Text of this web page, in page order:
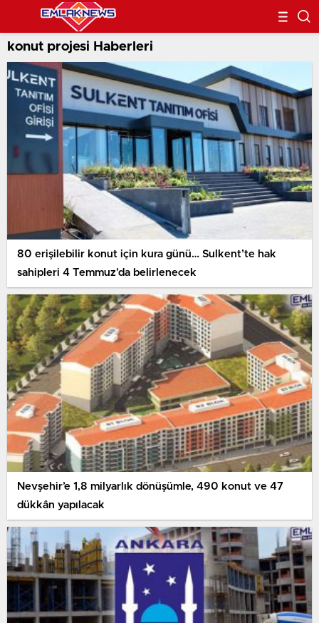
konut projesi Haberleri
80 erişilebilir konut için kura günü… Sulkent’te hak
sahipleri 4 Temmuz’da belirlenecek
Nevşehir’e 1,8 milyarlık dönüşümle, 490 konut ve 47
dükkân yapılacak